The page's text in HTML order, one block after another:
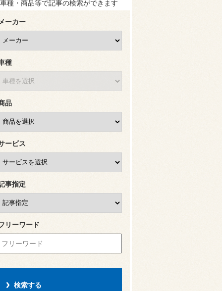
種・商品等で記事の検索ができます
ーカー
種
品
ービス
事指定
リーワード